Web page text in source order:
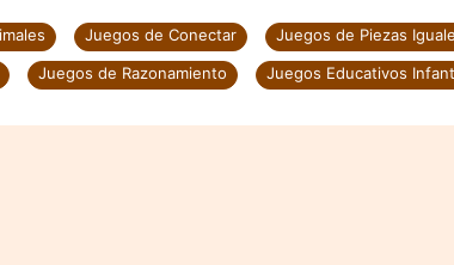
Juegos de Conectar
Juegos de Piezas
Juegos de Razonamiento Juegos Educativos